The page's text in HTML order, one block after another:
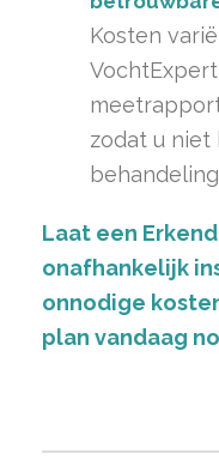
Kosten
zodat u
Laat een
onafhankelijk
onnodige
plan vandaag